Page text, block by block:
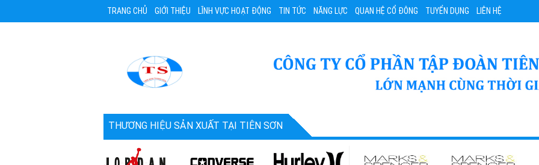
TRANG CHỦ GIỚI THIỆU LĨNH VỰC HOẠT ĐỘNG TIN TỨC NĂNG LỰC QUAN HỆ CỔ ĐÔNG TUYỂN DỤNG LIÊN HỆ
THƯƠNG HIỆU SẢN XUẤT TẠI TIÊN SƠN